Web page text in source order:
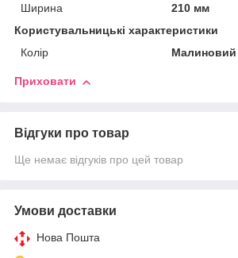
Ширина
210 мм
Користувальницькі характеристики
Колір
Малиновий
Приховати
Відгуки про товар
Ще немає відгуків про цей товар
Умови доставки
Нова Пошта